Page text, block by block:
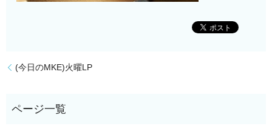
(今日のMKE)火曜LP